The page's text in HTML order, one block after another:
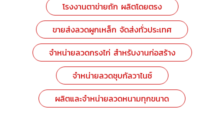
โรงงานตาข่ายถัก ผลิตโดยตรง
ขายส่งลวดผูกเหล็ก จัดส่งทั่วประเทศ
จำหน่ายลวดกรงไก่ สำหรับงานก่อสร้าง
จำหน่ายลวดชุบกัลวาไนซ์
ผลิตและจำหน่ายลวดหนามทุกขนาด